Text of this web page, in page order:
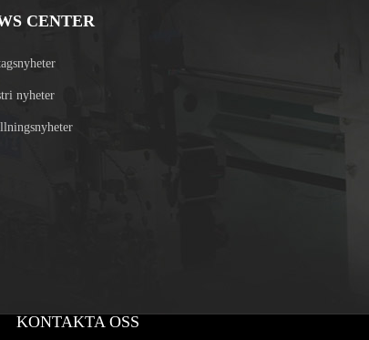
CENTER
nyheter
KONTAKTA OSS